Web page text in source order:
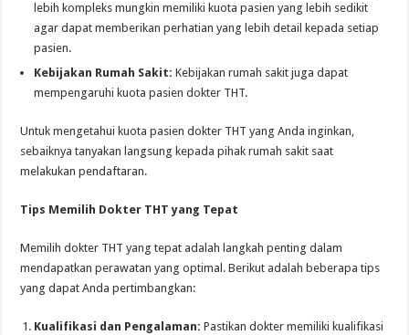
lebih kompleks mungkin memiliki kuota pasien yang lebih sedikit
agar dapat memberikan perhatian yang lebih detail kepada setiap
pasien.
Kebijakan Rumah Sakit: Kebijakan rumah sakit juga dapat
mempengaruhi kuota pasien dokter THT.
Untuk mengetahui kuota pasien dokter THT yang Anda inginkan,
sebaiknya tanyakan langsung kepada pihak rumah sakit saat
melakukan pendaftaran.
Tips Memilih Dokter THT yang Tepat
Memilih dokter THT yang tepat adalah langkah penting dalam
mendapatkan perawatan yang optimal. Berikut adalah beberapa tips
yang dapat Anda pertimbangkan:
Kualifikasi dan Pengalaman: Pastikan dokter memiliki kualifikasi